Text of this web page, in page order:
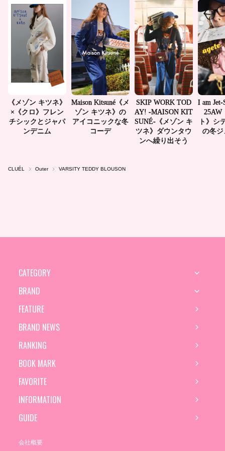
CLUÉL Outer VARSITY TEDDY BLOUSON
CATEGORY
BRAND
FEATURE
BRAND NEWS
RANKING
BOOK MARK
FAVORITE
INFORMATION
GUIDE
会社概要